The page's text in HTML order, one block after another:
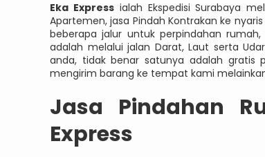
Eka Expressialah Ekspedisi Surabaya
Apartemen, jasa Pindah Kontrakan ke
beberapa jalur untuk perpindahan
adalah melalui jalan Darat, Laut serta
anda, tidak benar satunya adalah gratis
mengirim barang ke tempat kami
Jasa Pindahan
Express